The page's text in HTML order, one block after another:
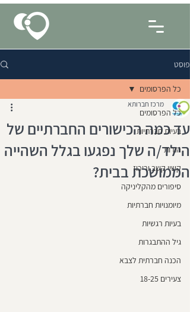
פוסט
כל הפרסומים
בעיות חברתיות
הורות
קשיי קשב וריכוז
סיפורים מהקליניקה
מיומנויות חברתיות
בעיות רגשיות
גיל ההתבגרות
הכנה חברתית לצבא
צעירים 18-25
כל הפרסומים
עד כמה הכישורים החברתיים של
הילד/ה שלך נפגעו בגלל השהייה
הממושכת בבית?
מרכז חברותא